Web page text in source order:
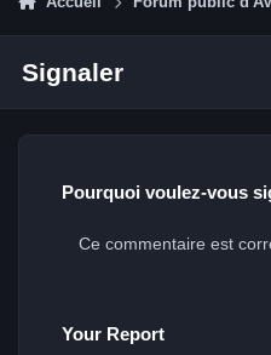
Signaler
Pourquoi voulez-vous
Your Report